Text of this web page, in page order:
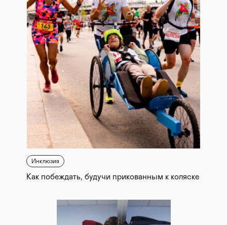
Инклюзия
Как побеждать, будучи прикованным к коляске